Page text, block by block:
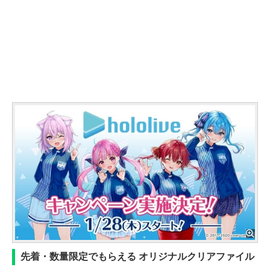
先着・数量限定でもらえる オリジナルクリアファイル